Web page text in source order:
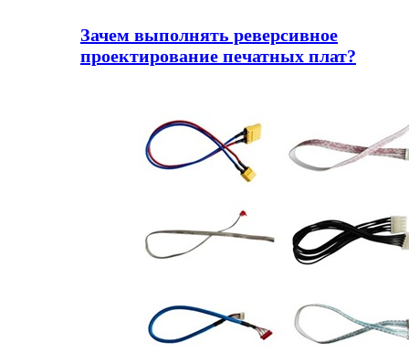
Зачем выполнять реверсивное
проектирование печатных плат?